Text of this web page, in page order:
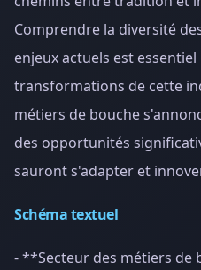
Comprendre la diversité
enjeux actuels est
transformations de cette
métiers de bouche
des opportunités
sauront s'adapter et
Schéma textuel
- **Secteur des métiers de